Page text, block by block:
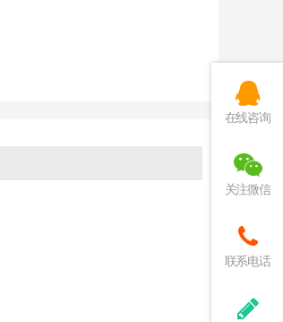
在线咨询
关注微信
联系电话